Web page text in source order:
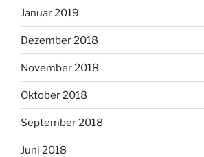
Januar 2019
Dezember 2018
November 2018
Oktober 2018
September 2018
Juni 2018